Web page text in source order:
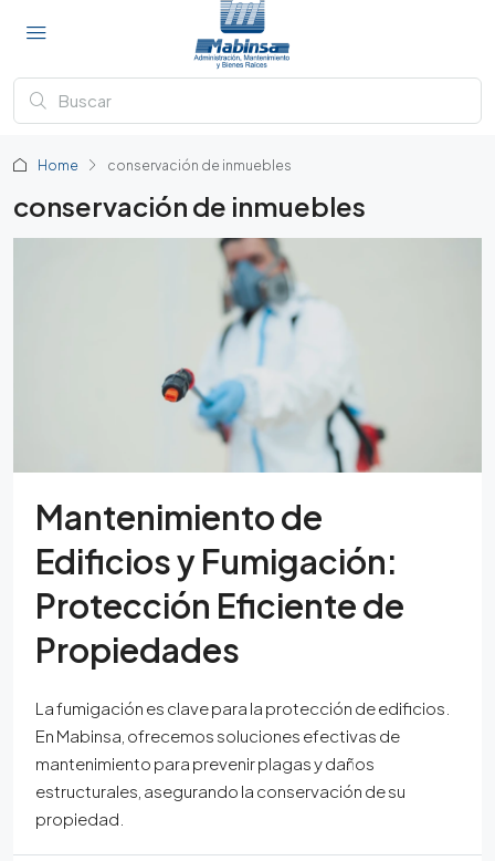
Home conservación de inmuebles
conservación de inmuebles
Mantenimiento de
Edificios y Fumigación:
Protección Eficiente de
Propiedades
La fumigación es clave para la protección de edificios.
En Mabinsa, ofrecemos soluciones efectivas de
mantenimiento para prevenir plagas y daños
estructurales, asegurando la conservación de su
propiedad.